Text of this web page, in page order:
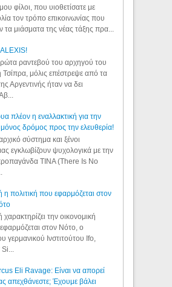
φίλοι, που υιοθετίσατε με
τον τρόπο επικοινωνίας που
μιάσματα της νέας τάξης πρα...
ραντεβού του αρχηγού του
μόλις επέστρεψε από τα
Αργεντινής ήταν να δει
πλέον η εναλλακτική για την
δρόμος προς την ελευθερία!
σύστημα και ξένοι
εγκλωβίζουν ψυχολογικά με την
TINA (There Is No
η πολιτική που εφαρμόζεται στον
την οικονομική
στον Νότο, ο
γερμανικού Ινστιτούτου Ifo,
Si...
Eli Ravage: Είναι να απορεί
απεχθάνεστε; Έχουμε βάλει